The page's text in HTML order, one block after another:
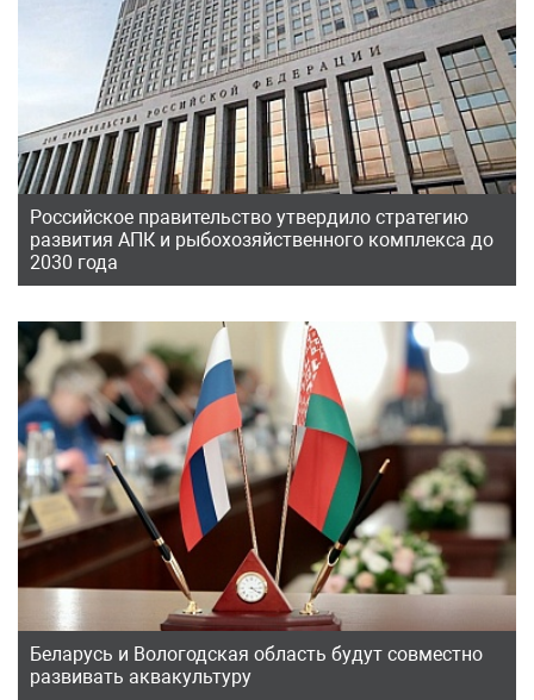
Российское правительство утвердило стратегию
развития АПК и рыбохозяйственного комплекса до
2030 года
Беларусь и Вологодская область будут совместно
развивать аквакультуру